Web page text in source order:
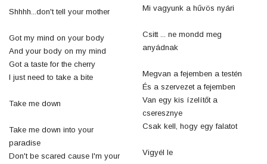
Shhhh...don't tell your mother
Got my mind on your body
And your body on my mind
Got a taste for the cherry
I just need to take a bite
Take me down
Take me down into your
paradise
Don't be scared cause I'm your
Mi vagyunk a hűvös nyári
Csitt ... ne mondd meg
anyádnak
Megvan a fejemben a testén
És a szervezet a fejemben
Van egy kis ízelítőt a
cseresznye
Csak kell, hogy egy falatot
Vigyél le